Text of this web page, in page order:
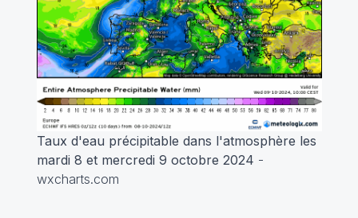
Taux d'eau précipitable dans l'atmosphère les
mardi 8 et mercredi 9 octobre 2024 -
wxcharts.com